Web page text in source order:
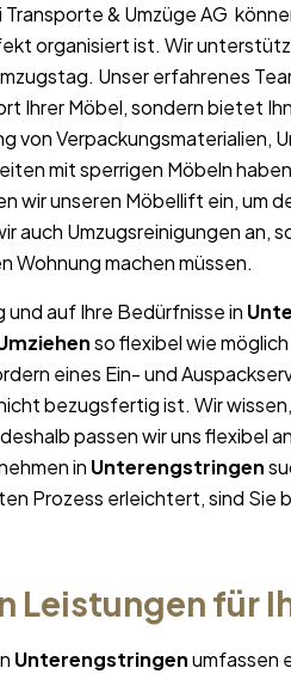
& Umzüge AG
organisiert ist. Wir
Unser erfahrenes
Ihrer Möbel, sondern bietet
von Verpackungsmaterialien,
mit sperrigen Möbeln
wir unseren Möbellift ein, um
auch Umzugsreinigungen an,
Wohnung machen müssen.
auf Ihre Bedürfnisse in
so flexibel wie
eines Ein- und
bezugsfertig ist. Wir
passen wir uns flexibel
in Unterengstringen
Prozess erleichtert, sind Sie
Leistungen für
Unterengstringenumfassen